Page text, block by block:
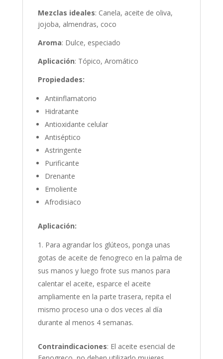
Mezclas ideales: Canela, aceite de oliva,
jojoba, almendras, coco
Aroma: Dulce, especiado
Aplicación: Tópico, Aromático
Propiedades:
Antiinflamatorio
Hidratante
Antioxidante celular
Antiséptico
Astringente
Purificante
Drenante
Emoliente
Afrodisiaco
Aplicación:
Para agrandar los glúteos, ponga unas
gotas de aceite de fenogreco en la palma de
sus manos y luego frote sus manos para
calentar el aceite, esparce el aceite
ampliamente en la parte trasera, repita el
mismo proceso una o dos veces al día
durante al menos 4 semanas.
Contraindicaciones: El aceite esencial de